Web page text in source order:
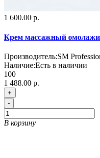
1 600.00 р.
Крем массажный
Производитель:SM
Наличие:Есть в наличии
100
1 488.00 р.
+
-
В корзину